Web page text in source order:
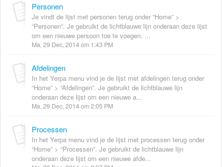
Personen
Je vindt de lijst met personen terug onder “Home” >
“Personen”. Je gebruikt de lichtblauwe lijn onderaan deze lijst
om een nieuwe persoon toe te voegen. ...
Ma, 29 Dec, 2014 om 1:43 PM
Afdelingen
In het Yerpa menu vind je de lijst met afdelingen terug onder
“Home” > “Afdelingen”. Je gebruikt de lichtblauwe lijn
onderaan deze lijst om een nieuwe a...
Ma, 29 Dec, 2014 om 2:05 PM
Processen
In het Yerpa menu vind je de lijst met processen terug onder
“Home” > “Processen”. Je gebruikt de lichtblauwe lijn
onderaan deze lijst om een nieuwe afde...